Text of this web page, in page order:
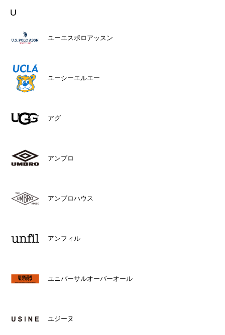
U
ユーエスポロアッスン
ユーシーエルエー
アグ
アンブロ
アンブロハウス
アンフィル
ユニバーサルオーバーオール
ユジーヌ